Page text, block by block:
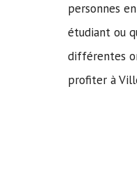
personnes
étudiant ou
différentes
profiter à